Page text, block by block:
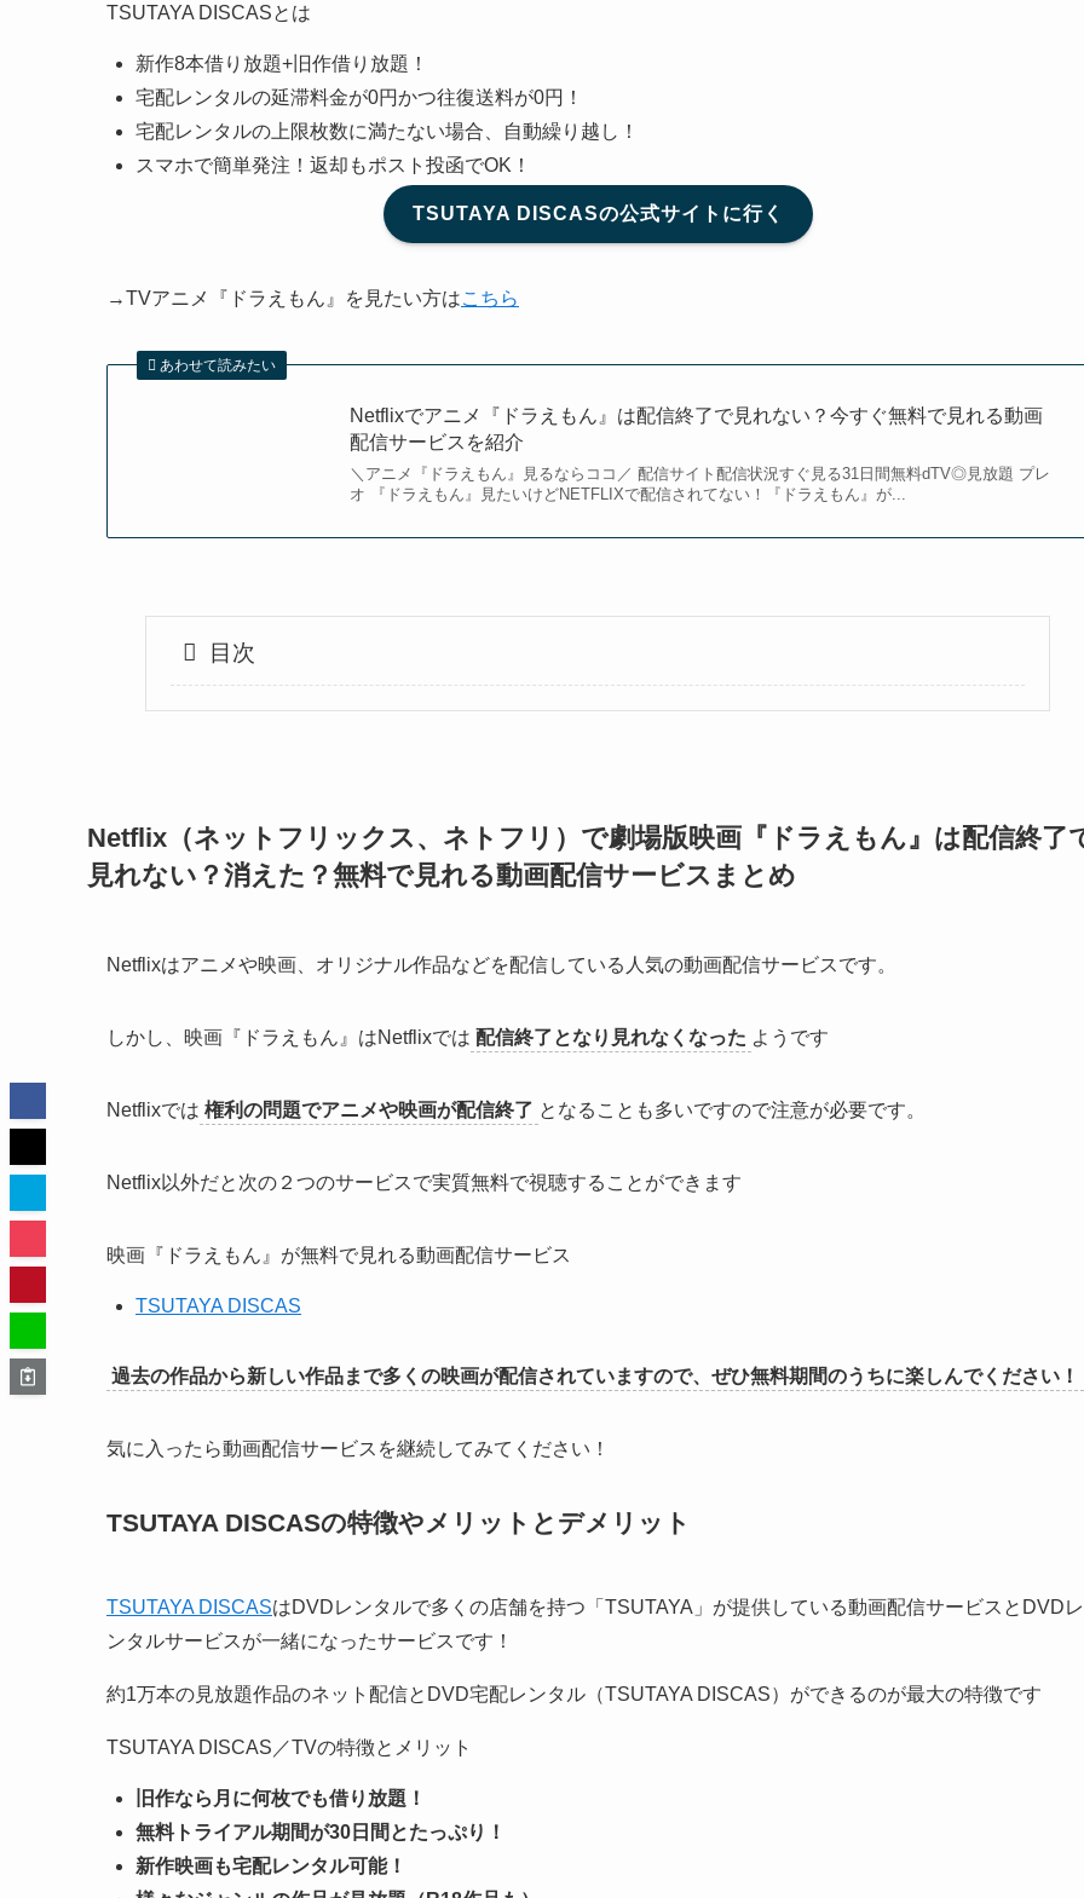
TSUTAYA DISCASとは
新作8本借り放題+旧作借り放題！
宅配レンタルの延滞料金が0円かつ往復送料が0円！
宅配レンタルの上限枚数に満たない場合、自動繰り越し！
スマホで簡単発注！返却もポスト投函でOK！
TSUTAYA DISCASの公式サイトに行く
→TVアニメ『ドラえもん』を見たい方はこちら
あわせて読みたい
Netflixでアニメ『ドラえもん』は配信終了で見れない？今すぐ無料で見れる動画
配信サービスを紹介
＼アニメ『ドラえもん』見るならココ／ 配信サイト配信状況すぐ見る31日間無料dTV◎見放題 プレ
オ 『ドラえもん』見たいけどNETFLIXで配信されてない！『ドラえもん』が...
目次
Netflix（ネットフリックス、ネトフリ）で劇場版映画『ドラえもん』は配信終了
見れない？消えた？無料で見れる動画配信サービスまとめ
Netflixはアニメや映画、オリジナル作品などを配信している人気の動画配信サービスです。
しかし、映画『ドラえもん』はNetflixでは 配信終了となり見れなくなった ようです
Netflixでは 権利の問題でアニメや映画が配信終了 となることも多いですので注意が必要です。
Netflix以外だと次の２つのサービスで実質無料で視聴することができます
映画『ドラえもん』が無料で見れる動画配信サービス
TSUTAYA DISCAS
過去の作品から新しい作品まで多くの映画が配信されていますので、ぜひ無料期間のうちに楽しんでください！
気に入ったら動画配信サービスを継続してみてください！
TSUTAYA DISCASの特徴やメリットとデメリット
TSUTAYA DISCASはDVDレンタルで多くの店舗を持つ「TSUTAYA」が提供している動画配信サービスとDVDレ
ンタルサービスが一緒になったサービスです！
約1万本の見放題作品のネット配信とDVD宅配レンタル（TSUTAYA DISCAS）ができるのが最大の特徴です
TSUTAYA DISCAS／TVの特徴とメリット
旧作なら月に何枚でも借り放題！
無料トライアル期間が30日間とたっぷり！
新作映画も宅配レンタル可能！